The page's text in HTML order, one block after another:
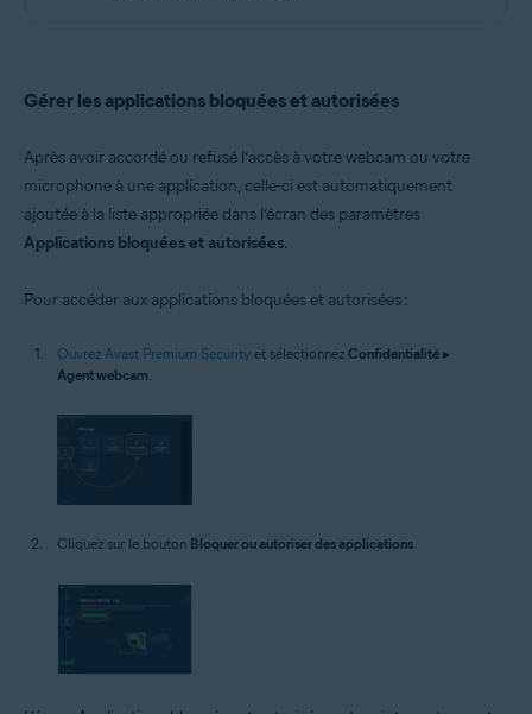
Gérer les applications bloquées et autorisées
Après avoir accordé ou refusé l’accès à votre webcam ou votre
microphone à une application, celle-ci est automatiquement
ajoutée à la liste appropriée dans l’écran des paramètres
Applications bloquées et autorisées.
Pour accéder aux applications bloquées et autorisées :
Ouvrez Avast Premium Security et sélectionnez Confidentialité ▸
Agent webcam
Cliquez sur le bouton Bloquer ou autoriser des applications